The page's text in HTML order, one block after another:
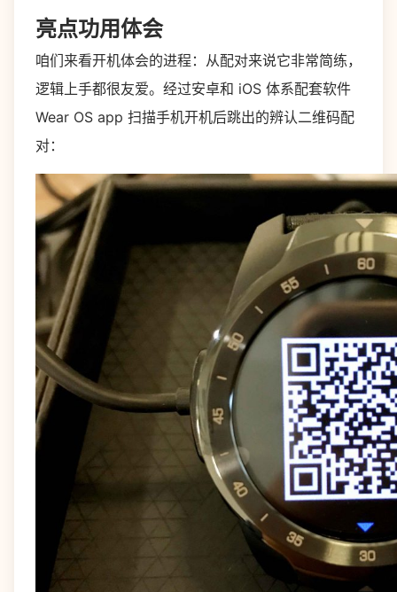
亮点功用体会
咱们来看开机体会的进程：从配对来说它非常简练，
逻辑上手都很友爱。经过安卓和 iOS 体系配套软件
Wear OS app 扫描手机开机后跳出的辨认二维码配
对：